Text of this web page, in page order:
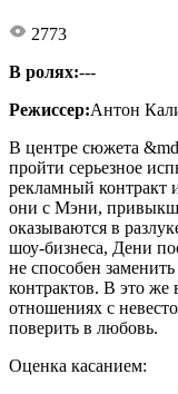
2773
В ролях:---
Режиссер:Антон
В центре сюжета
пройти серьезное
рекламный контракт
они с Мэни,
оказываются в
шоу-бизнеса, Дени
не способен
контрактов. В это же
отношениях с
поверить в любовь.
Оценка касанием: